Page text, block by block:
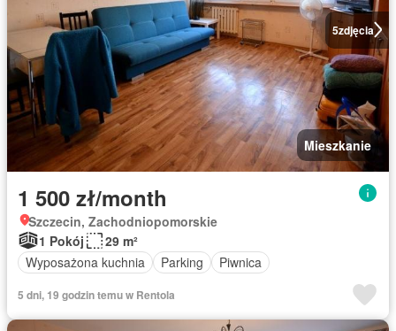
5zdjęcia
Mieszkanie
1 500 zł/month
Szczecin, Zachodniopomorskie
1 Pokój
29 m²
Wyposażona kuchnia
Parking Piwnica
5 dni, 19 godzin temu w Rentola